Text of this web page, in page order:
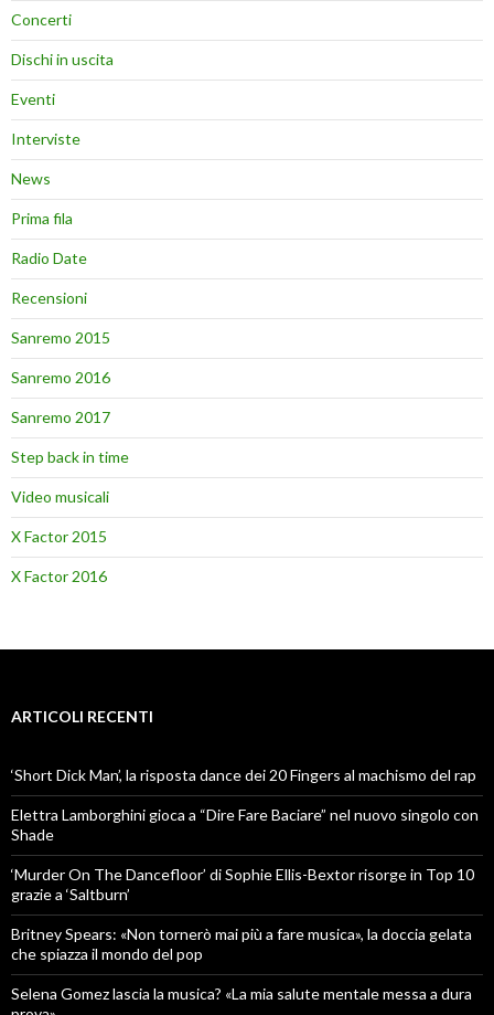
Concerti
Dischi in uscita
Eventi
Interviste
News
Prima fila
Radio Date
Recensioni
Sanremo 2015
Sanremo 2016
Sanremo 2017
Step back in time
Video musicali
X Factor 2015
X Factor 2016
ARTICOLI RECENTI
‘Short Dick Man’, la risposta dance dei 20 Fingers al machismo del rap
Elettra Lamborghini gioca a “Dire Fare Baciare” nel nuovo singolo con
Shade
‘Murder On The Dancefloor’ di Sophie Ellis-Bextor risorge in Top 10
grazie a ‘Saltburn’
Britney Spears: «Non tornerò mai più a fare musica», la doccia gelata
che spiazza il mondo del pop
Selena Gomez lascia la musica? «La mia salute mentale messa a dura